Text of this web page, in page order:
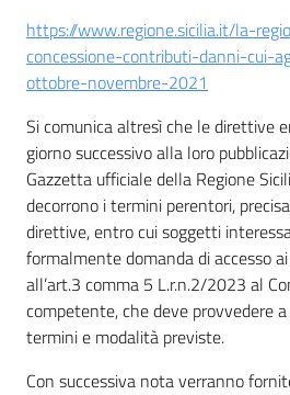
https://www.regione.sicilia.it/la-
concessione-contributi-danni-cui-
ottobre-novembre-2021
Si comunica altresì che le direttive
giorno successivo alla loro
Gazzetta ufficiale della Regione
decorrono i termini perentori,
direttive, entro cui soggetti
formalmente domanda di accesso
all’art.3 comma 5 L.r.n.2/2023 al
competente, che deve provvedere
termini e modalità previste.
Con successiva nota verranno